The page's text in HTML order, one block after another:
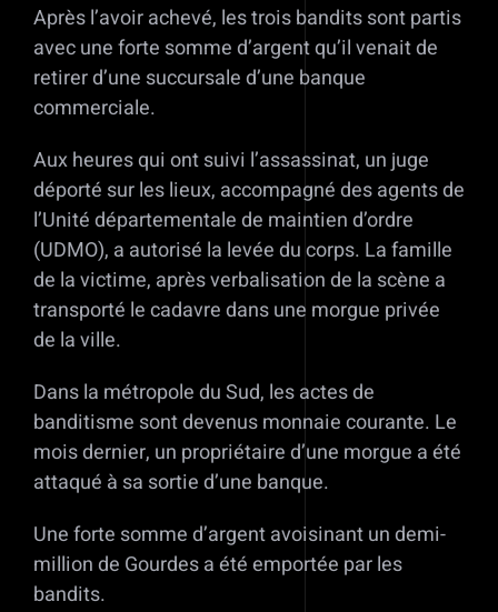
Après l’avoir achevé, les trois bandits sont partis
avec une forte somme d’argent qu’il venait de
retirer d’une succursale d’une banque
commerciale.
Aux heures qui ont suivi l’assassinat, un juge
déporté sur les lieux, accompagné des agents de
l’Unité départementale de maintien d’ordre
(UDMO), a autorisé la levée du corps. La famille
de la victime, après verbalisation de la scène a
transporté le cadavre dans une morgue privée
de la ville.
Dans la métropole du Sud, les actes de
banditisme sont devenus monnaie courante. Le
mois dernier, un propriétaire d’une morgue a été
attaqué à sa sortie d’une banque.
Une forte somme d’argent avoisinant un demi-
million de Gourdes a été emportée par les
bandits.